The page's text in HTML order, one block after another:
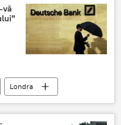
vă
Londra
director